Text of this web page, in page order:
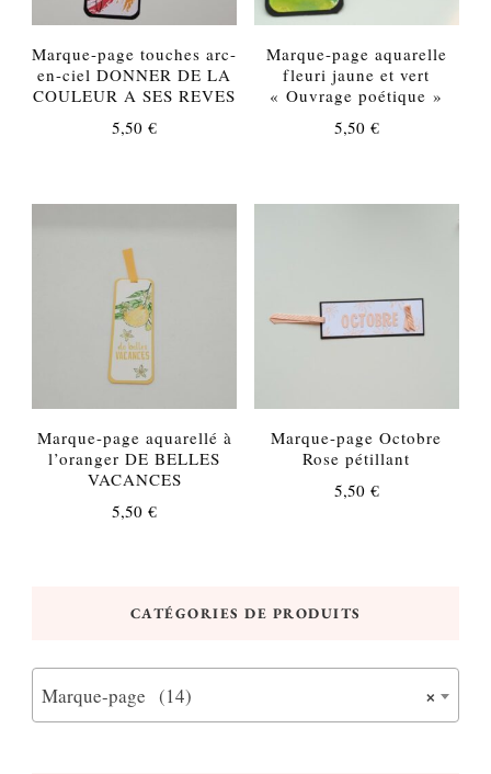
Marque-page touches arc-
en-ciel DONNER DE LA
COULEUR A SES REVES
5,50€
Marque-page aquarelle
fleuri jaune et vert
« Ouvrage poétique »
5,50 €
Marque-page aquarellé à
l’oranger DE BELLES
VACANCES
5,50€
Marque-page Octobre
Rose pétillant
5,50 €
CATÉGORIES DE PRODUITS
×
Marque-page (14)